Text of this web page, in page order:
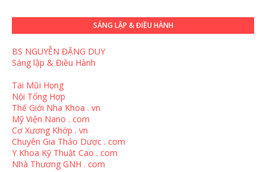
SÁNG LẬP & ĐIỀU HÀNH
BS NGUYỄN ĐẶNG DUY
Sáng lập & Điều Hành
Tai Mũi Họng
Nội Tổng Hợp
Thế Giới Nha Khoa . vn
Mỹ Viện Nano . com
Cơ Xương Khớp . vn
Chuyên Gia Thảo Dược . com
Y Khoa Kỹ Thuật Cao . com
Nhà Thương GNH . com